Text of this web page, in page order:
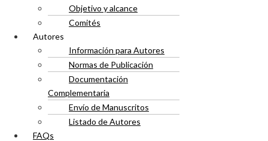
Objetivo y alcance
Comités
Autores
Información para Autores
Normas de Publicación
Documentación
Complementaria
Envío de Manuscritos
Listado de Autores
FAQs